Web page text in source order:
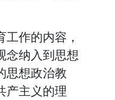
作的内容，
念纳入到思想
思想政治教
产主义的理